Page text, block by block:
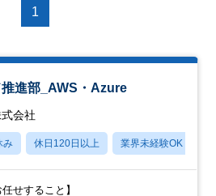
1
推進部_AWS・Azure
会社
み 休日120日以上 業界未経験OK
任せすること】